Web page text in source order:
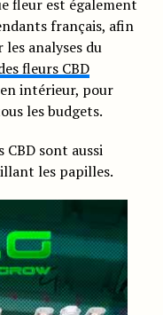
fleur est également
français, afin
les analyses du
fleurs CBD
intérieur, pour
les budgets.
CBD sont aussi
les papilles.